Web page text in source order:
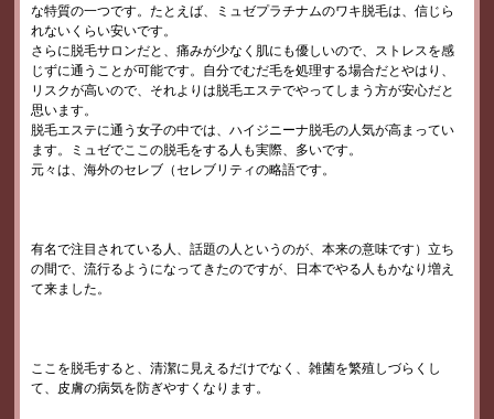
な特質の一つです。たとえば、ミュゼプラチナムのワキ脱毛は、信じら
れないくらい安いです。
さらに脱毛サロンだと、痛みが少なく肌にも優しいので、ストレスを感
じずに通うことが可能です。自分でむだ毛を処理する場合だとやはり、
リスクが高いので、それよりは脱毛エステでやってしまう方が安心だと
思います。
脱毛エステに通う女子の中では、ハイジニーナ脱毛の人気が高まってい
ます。ミュゼでここの脱毛をする人も実際、多いです。
元々は、海外のセレブ（セレブリティの略語です。
有名で注目されている人、話題の人というのが、本来の意味です）立ち
の間で、流行るようになってきたのですが、日本でやる人もかなり増え
て来ました。
ここを脱毛すると、清潔に見えるだけでなく、雑菌を繁殖しづらくし
て、皮膚の病気を防ぎやすくなります。